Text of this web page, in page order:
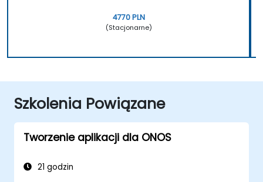
4770 PLN
(Stacjonarne)
Szkolenia Powiązane
Tworzenie aplikacji dla ONOS
21 godzin